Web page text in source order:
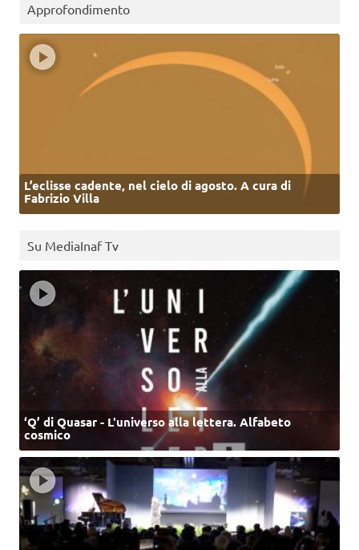
Approfondimento
L’eclisse cadente, nel cielo di agosto. A cura di
Fabrizio Villa
Su MediaInaf Tv
‘Q’ di Quasar - L'universo alla lettera. Alfabeto
cosmico